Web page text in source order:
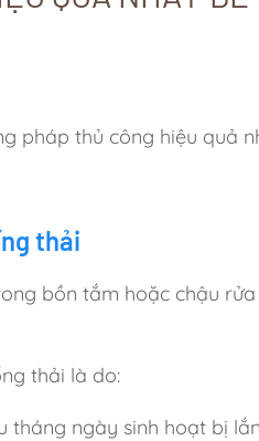
pháp thủ công hiệu quả
thải
bồn tắm hoặc chậu
thải là do:
tháng ngày sinh hoạt bị